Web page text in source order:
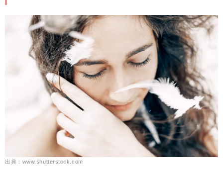
出典：www.shutterstock.com